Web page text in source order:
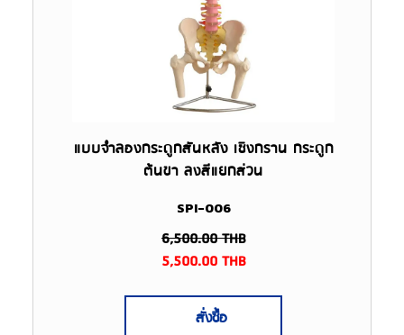
แบบจำลองกระดูกสันหลัง เชิงกราน กระดูก
ต้นขา ลงสีแยกส่วน
SPI-006
6,500.00THB
5,500.00THB
สั่งซื้อ